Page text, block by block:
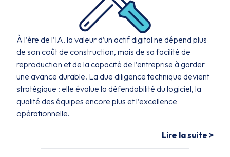
À l’ère de l’IA, la valeur d’un actif digital ne dépend plus
de son coût de construction, mais de sa facilité de
reproduction et de la capacité de l’entreprise à garder
une avance durable. La due diligence technique devient
stratégique : elle évalue la défendabilité du logiciel, la
qualité des équipes encore plus et l’excellence
opérationnelle.
Lire la suite >